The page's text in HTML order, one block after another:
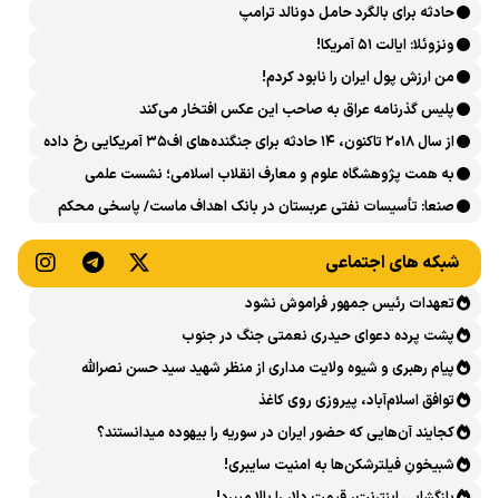
حادثه برای بالگرد حامل دونالد ترامپ
ونزوئلا: ایالت ۵۱ آمریکا!
من ارزش پول ایران را نابود کردم!
پلیس گذرنامه عراق به صاحب این عکس افتخار می‌کند
از سال ۲۰۱۸ تاکنون، ۱۴ حادثه برای جنگنده‌های اف۳۵ آمریکایی رخ داده
است
به همت پژوهشگاه علوم و معارف انقلاب اسلامی؛ نشست علمی
«اربعین حسینی در منظومه فکری رهبر شهید، امام خامنه‌ای» برگزار
صنعا: تأسیسات نفتی عربستان در بانک اهداف ماست/ پاسخی محکم
شبکه های اجتماعی
تعهدات رئیس جمهور فراموش نشود
پشت پرده دعوای حیدری نعمتی جنگ در جنوب
پیام رهبری و شیوه ولایت مداری از منظر شهید سید حسن نصرالله
توافق اسلام‌آباد، پیروزی روی کاغذ
کجایند آن‌هایی که حضور ایران در سوریه را بیهوده میدانستند؟
شبیخونِ فیلترشکن‌ها به امنیت سایبری!